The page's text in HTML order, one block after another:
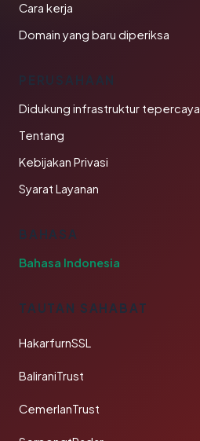
Cara kerja
Domain yang baru diperiksa
PERUSAHAAN
Didukung infrastruktur tepercaya
Tentang
Kebijakan Privasi
Syarat Layanan
BAHASA
Bahasa Indonesia
TAUTAN SAHABAT
HakarfurnSSL
BaliraniTrust
CemerlanTrust